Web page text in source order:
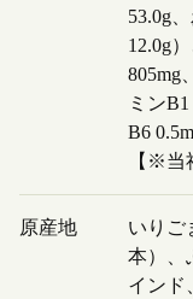
53.0g
12.0g
805mg
ミン
B6
【※当
原産地
いりご
本）、
インド